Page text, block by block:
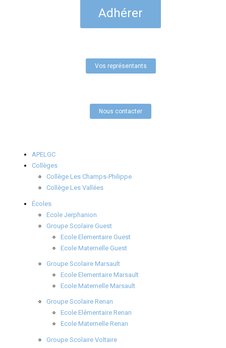
Adhérer
Vos représentants
Nous contacter
APELGC
Collèges
Collège Les Champs-Philippe
Collège Les Vallées
Écoles
Ecole Jerphanion
Groupe Scolaire Guest
Ecole Elementaire Guest
Ecole Maternelle Guest
Groupe Scolaire Marsault
Ecole Elementaire Marsault
Ecole Maternelle Marsault
Groupe Scolaire Renan
Ecole Elémentaire Renan
Ecole Maternelle Renan
Groupe Scolaire Voltaire